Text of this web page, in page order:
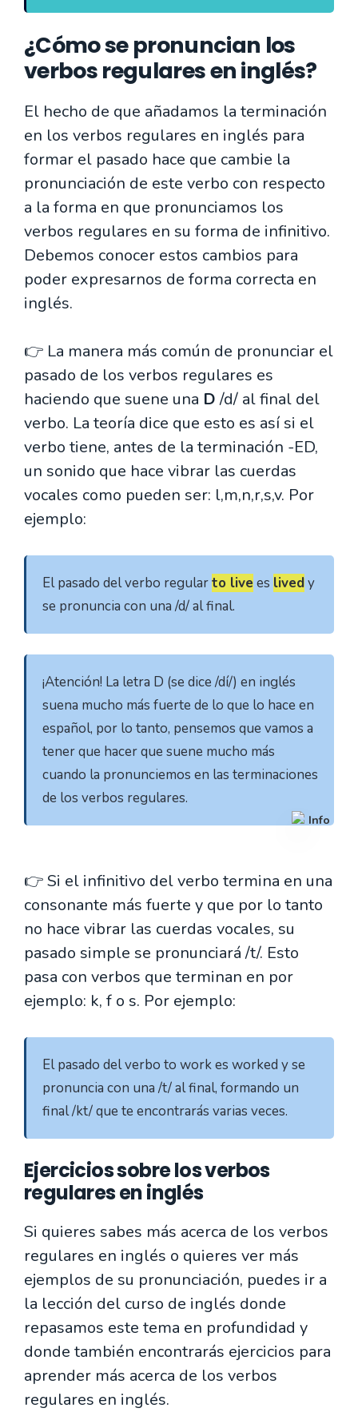
¿Cómo se pronuncian los
verbos regulares en inglés?
El hecho de que añadamos la terminación
en los verbos regulares en inglés para
formar el pasado hace que cambie la
pronunciación de este verbo con respecto
a la forma en que pronunciamos los
verbos regulares en su forma de infinitivo.
Debemos conocer estos cambios para
poder expresarnos de forma correcta en
inglés.
👉 La manera más común de pronunciar el
pasado de los verbos regulares es
haciendo que suene una D/d/ al final del
verbo. La teoría dice que esto es así si el
verbo tiene, antes de la terminación -ED,
un sonido que hace vibrar las cuerdas
vocales como pueden ser: l,m,n,r,s,v. Por
ejemplo:
El pasado del verbo regular to live es lived y
se pronuncia con una /d/ al final.
¡Atención! La letra D (se dice /dí/) en inglés
suena mucho más fuerte de lo que lo hace en
español, por lo tanto, pensemos que vamos a
tener que hacer que suene mucho más
cuando la pronunciemos en las terminaciones
de los verbos regulares.
Info
👉 Si el infinitivo del verbo termina en una
consonante más fuerte y que por lo tanto
no hace vibrar las cuerdas vocales, su
pasado simple se pronunciará /t/. Esto
pasa con verbos que terminan en por
ejemplo: k, f o s. Por ejemplo:
El pasado del verbo to work es worked y se
pronuncia con una /t/ al final, formando un
final /kt/ que te encontrarás varias veces.
Ejercicios sobre los verbos
regulares en inglés
Si quieres sabes más acerca de los verbos
regulares en inglés o quieres ver más
ejemplos de su pronunciación, puedes ir a
la lección del curso de inglés donde
repasamos este tema en profundidad y
donde también encontrarás ejercicios para
aprender más acerca de los verbos
regulares en inglés.